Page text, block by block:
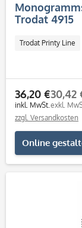
Trodat 4915
Trodat Printy Line
36,20 €
inkl. MwSt.
30,42
exkl.
zzgl. Versandkosten
Online